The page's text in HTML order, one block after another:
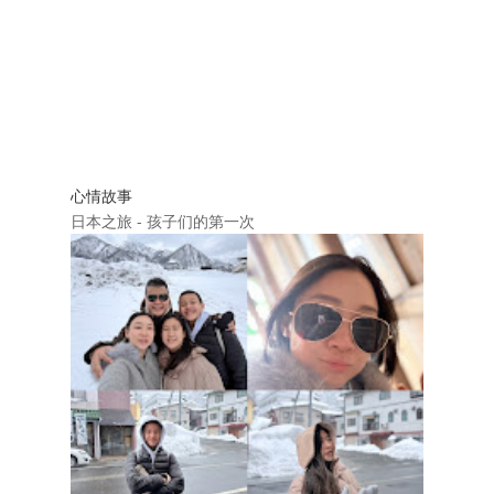
心情故事
日本之旅 - 孩子们的第一次